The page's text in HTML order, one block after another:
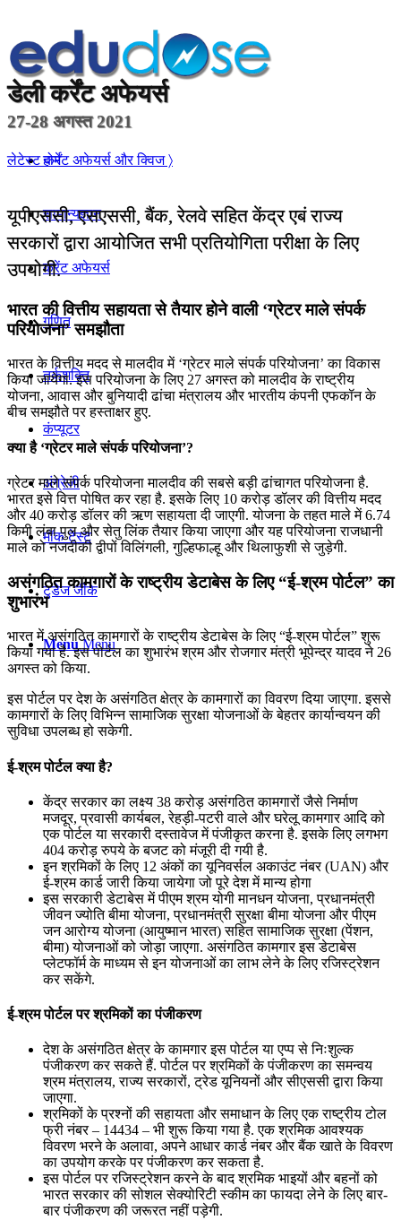
होम
सामान्यज्ञान
करेंट अफेयर्स
गणित
तर्कशक्ति
कंप्यूटर
अंग्रेजी
मॉक टेस्ट
टुडेज जीके
Menu Menu
डेली कर्रेंट अफेयर्स
27-28 अगस्त 2021
लेटेस्ट कर्रेंट अफेयर्स और क्विज 〉
यूपीएससी, एसएससी, बैंक, रेलवे सहित केंद्र एबं राज्य
सरकारों द्वारा आयोजित सभी प्रतियोगिता परीक्षा के लिए
उपयोगी.
भारत की वित्तीय सहायता से तैयार होने वाली ‘ग्रेटर माले संपर्क
परियोजना’ समझौता
भारत के वित्तीय मदद से मालदीव में ‘ग्रेटर माले संपर्क परियोजना’ का विकास
किया जायेगा. इस परियोजना के लिए 27 अगस्त को मालदीव के राष्ट्रीय
योजना, आवास और बुनियादी ढांचा मंत्रालय और भारतीय कंपनी एफकॉन के
बीच समझौते पर हस्ताक्षर हुए.
क्या है ‘ग्रेटर माले संपर्क परियोजना’?
ग्रेटर माले संपर्क परियोजना मालदीव की सबसे बड़ी ढांचागत परियोजना है.
भारत इसे वित्त पोषित कर रहा है. इसके लिए 10 करोड़ डॉलर की वित्तीय मदद
और 40 करोड़ डॉलर की ऋण सहायता दी जाएगी. योजना के तहत माले में 6.74
किमी लंबा पुल और सेतु लिंक तैयार किया जाएगा और यह परियोजना राजधानी
माले को नजदीकी द्वीपों विलिंगली, गुल्हिफाल्हू और थिलाफुशी से जुड़ेगी.
असंगठित कामगारों के राष्‍ट्रीय डेटाबेस के लिए “ई-श्रम पोर्टल” का
शुभारंभ
भारत में असंगठित कामगारों के राष्‍ट्रीय डेटाबेस के लिए “ई-श्रम पोर्टल” शुरू
किया गया है. इस पोर्टल का शुभारंभ श्रम और रोजगार मंत्री भूपेन्‍द्र यादव ने 26
अगस्त को किया.
इस पोर्टल पर देश के असंगठित क्षेत्र के कामगारों का विवरण दिया जाएगा. इससे
कामगारों के लिए विभिन्‍न सामाजिक सुरक्षा योजनाओं के बेहतर कार्यान्‍वयन की
सुविधा उपलब्‍ध हो सकेगी.
ई-श्रम पोर्टल क्या है?
केंद्र सरकार का लक्ष्य 38 करोड़ असंगठित कामगारों जैसे निर्माण
मजदूर, प्रवासी कार्यबल, रेहड़ी-पटरी वाले और घरेलू कामगार आदि को
एक पोर्टल या सरकारी दस्तावेज में पंजीकृत करना है. इसके लिए लगभग
404 करोड़ रुपये के बजट को मंजूरी दी गयी है.
इन श्रमिकों के लिए 12 अंकों का यूनिवर्सल अकाउंट नंबर (UAN) और
ई-श्रम कार्ड जारी किया जायेगा जो पूरे देश में मान्य होगा
इस सरकारी डेटाबेस में पीएम श्रम योगी मानधन योजना, प्रधानमंत्री
जीवन ज्योति बीमा योजना, प्रधानमंत्री सुरक्षा बीमा योजना और पीएम
जन आरोग्य योजना (आयुष्मान भारत) सहित सामाजिक सुरक्षा (पेंशन,
बीमा) योजनाओं को जोड़ा जाएगा. असंगठित कामगार इस डेटाबेस
प्लेटफॉर्म के माध्यम से इन योजनाओं का लाभ लेने के लिए रजिस्ट्रेशन
कर सकेंगे.
ई-श्रम पोर्टल पर श्रमिकों का पंजीकरण
देश के असंगठित क्षेत्र के कामगार इस पोर्टल या एप्प से निःशुल्क
पंजीकरण कर सकते हैं. पोर्टल पर श्रमिकों के पंजीकरण का समन्वय
श्रम मंत्रालय, राज्य सरकारों, ट्रेड यूनियनों और सीएससी द्वारा किया
जाएगा.
श्रमिकों के प्रश्नों की सहायता और समाधान के लिए एक राष्ट्रीय टोल
फ्री नंबर – 14434 – भी शुरू किया गया है. एक श्रमिक आवश्यक
विवरण भरने के अलावा, अपने आधार कार्ड नंबर और बैंक खाते के विवरण
का उपयोग करके पर पंजीकरण कर सकता है.
इस पोर्टल पर रजिस्ट्रेशन करने के बाद श्रमिक भाइयों और बहनों को
भारत सरकार की सोशल सेक्योरिटी स्कीम का फायदा लेने के लिए बार-
बार पंजीकरण की जरूरत नहीं पड़ेगी.